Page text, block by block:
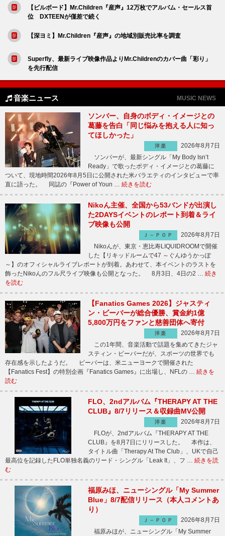
【ビルボード】Mr.Children『産声』12万枚でアルバム・セールス首
位 DXTEENが僅差で続く
【深ヨミ】Mr.Children『産声』の地域別販売比率を調査
Superfly、最新ライブ映像作品よりMr.Childrenのカバー曲「彩り」
を先行配信
音楽ニュース MUSIC NEWS
ソンバー、自身のボディ・イメージとの
葛藤を告白「同じ悩みを抱える人に知っ
てほしかった」
洋楽
2026年8月7日
ソンバーが、最新シングル「My Body Isn’t
Ready」で歌ったボディ・イメージとの葛藤に
ついて、現地時間2026年8月5日に公開された米バラエティのインタビューで率
直に語った。 同誌の『Power of Youn … 続きを読む
Nikoん主催、全国から53バンドが出演し
た2DAYSイベントのレポート到着＆ライ
ブ映像も公開
Ｊ－ＰＯＰ
2026年8月7日
Nikoんが、東京・恵比寿LIQUIDROOMで開催
した【リキッドルームで47 ～ぐんゆうかっぽ
～】のオフィシャルライブレポートが到着。あわせて、本イベントのラストを
飾ったNikoんのフル尺ライブ映像も公開となった。 8月3日、4日の2 … 続き
を読む
【Fanatics Games 2026】ジャスティ
ン・ビーバーが総合優勝、賞金約1億
5,800万円をファンと慈善団体へ寄付
洋楽
2026年8月7日
この1年間、音楽活動で話題を集めてきたジャ
スティン・ビーバーだが、スポーツの世界でも
存在感を示したようだ。 ビーバーは、米ニューヨークで開催された
【Fanatics Fest】の特別企画『Fanatics Games』に出場し、NFLの … 続きを
読む
FLO、2ndアルバム『THERAPY AT THE
CLUB』8/7リリース＆収録曲MV公開
洋楽
2026年8月7日
FLOが、2ndアルバム『THERAPY AT THE
CLUB』を8月7日にリリースした。 本作は、
タイトル曲「Therapy At The Club」、UKで自己
最高位を記録したFLO単独名義のリード・シングル「Leak It」、フ … 続きを読
む
福原みほ、ニューシングル「My Summer
Blue」8/7配信リリース（本人コメントあ
り）
Ｊ－ＰＯＰ
2026年8月7日
福原みほが、ニューシングル「My Summer